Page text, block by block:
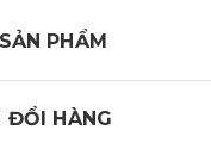
PHẨM
ĐỔI HÀNG